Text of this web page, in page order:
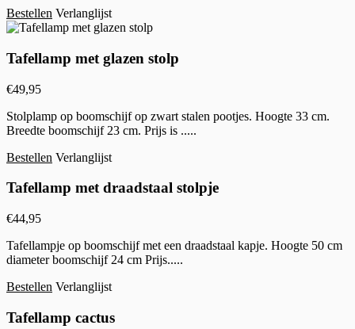
Bestellen Verlanglijst
Tafellamp met glazen stolp
€49,95
Stolplamp op boomschijf op zwart stalen pootjes. Hoogte 33 cm.
Breedte boomschijf 23 cm. Prijs is .....
Bestellen Verlanglijst
Tafellamp met draadstaal stolpje
€44,95
Tafellampje op boomschijf met een draadstaal kapje. Hoogte 50 cm
diameter boomschijf 24 cm Prijs.....
Bestellen Verlanglijst
Tafellamp cactus